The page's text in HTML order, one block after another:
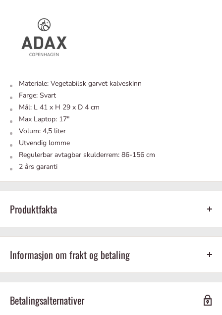
Materiale: Vegetabilsk garvet kalveskinn
Farge: Svart
Mål: L 41 x H 29 x D 4 cm
Max Laptop: 17"
Volum: 4,5 liter
Utvendig lomme
Regulerbar avtagbar skulderrem: 86-156 cm
2 års garanti
Produktfakta
Informasjon om frakt og betaling
Betalingsalternativer